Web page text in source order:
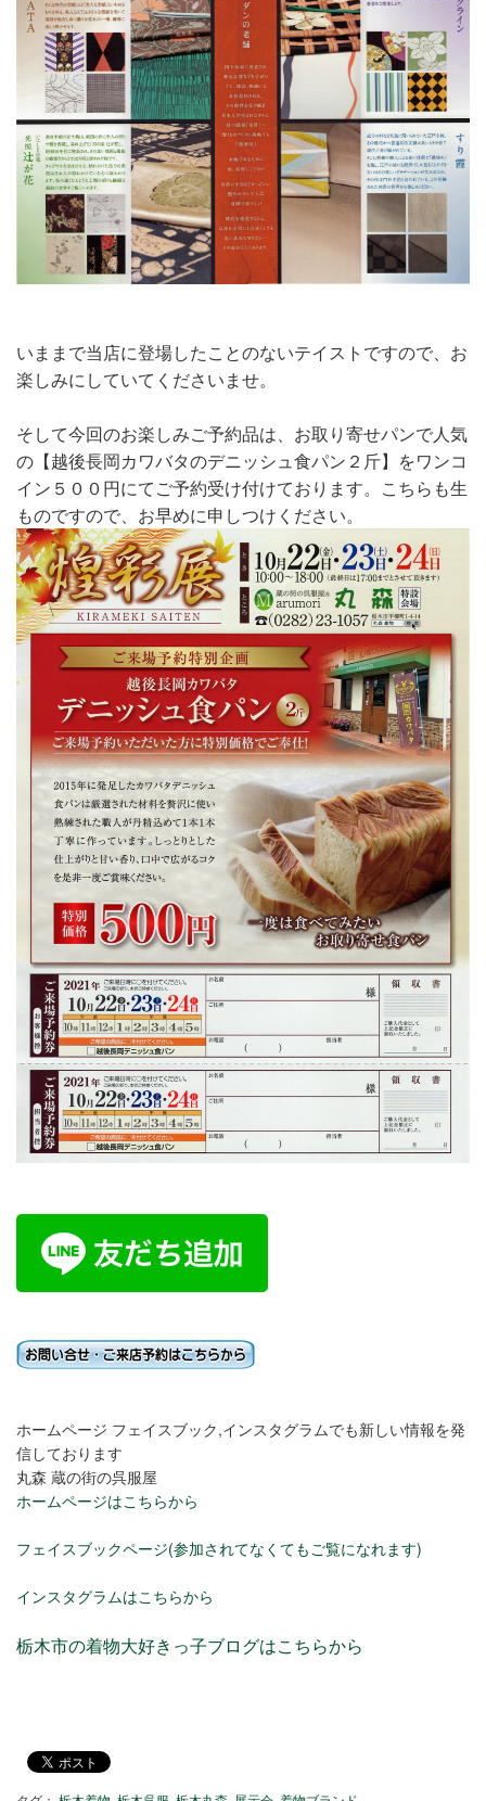
いままで当店に登場したことのないテイストですので、お
楽しみにしていてくださいませ。
そして今回のお楽しみご予約品は、お取り寄せパンで人気
の【越後長岡カワバタのデニッシュ食パン２斤】をワンコ
イン５００円にてご予約受け付けております。こちらも生
ものですので、お早めに申しつけください。
ホームページ フェイスブック,インスタグラムでも新しい情報を発
信しております
丸森 蔵の街の呉服屋
ホームページはこちらから
フェイスブックページ(参加されてなくてもご覧になれます)
インスタグラムはこちらから
栃木市の着物大好きっ子ブログはこちらから